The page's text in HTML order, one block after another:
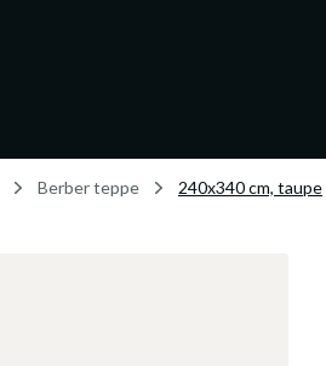
Berber teppe 240x340 cm, taupe